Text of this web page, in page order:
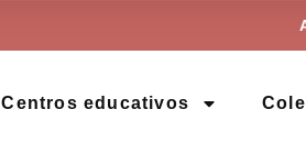
Centros educativos